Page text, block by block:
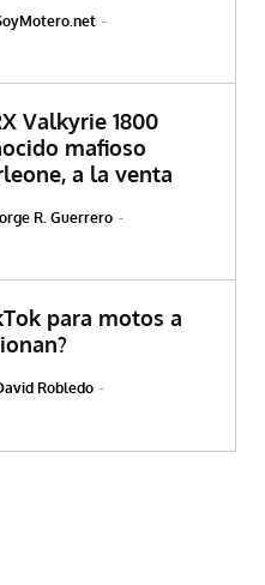
-
Valkyrie 1800
mafioso
a la venta
R. Guerrero -
para motos a
Robledo -